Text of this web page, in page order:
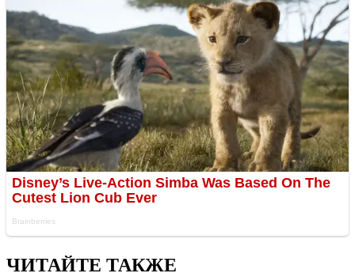
ЧИТАЙТЕ ТАКЖЕ